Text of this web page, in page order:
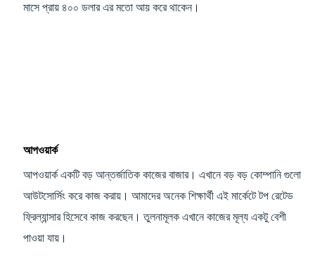
মাসে প্রায় ৪০০ ডলার এর মতো আয় করে থাকেন।
আপওয়ার্ক
আপওয়ার্ক একটি বড় আন্তর্জাতিক কাজের বাজার। এখানে বড় বড় কোম্পানি গুলো
আউটসোর্সিং করে কাজ করায়। আমাদের অনেক শিক্ষার্থী এই মার্কেটে টপ রেটেড
ফ্রিল্যান্সার হিসেবে কাজ করছেন। তুলনামূলক এখানে কাজের মূল্য একটু বেশী
পাওয়া যায়।